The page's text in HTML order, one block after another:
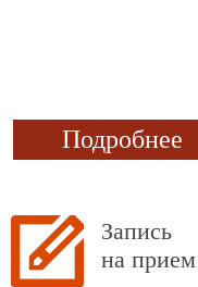
Подробнее
Запись
на прием